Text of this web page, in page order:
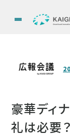
豪華ディ
礼は必要？